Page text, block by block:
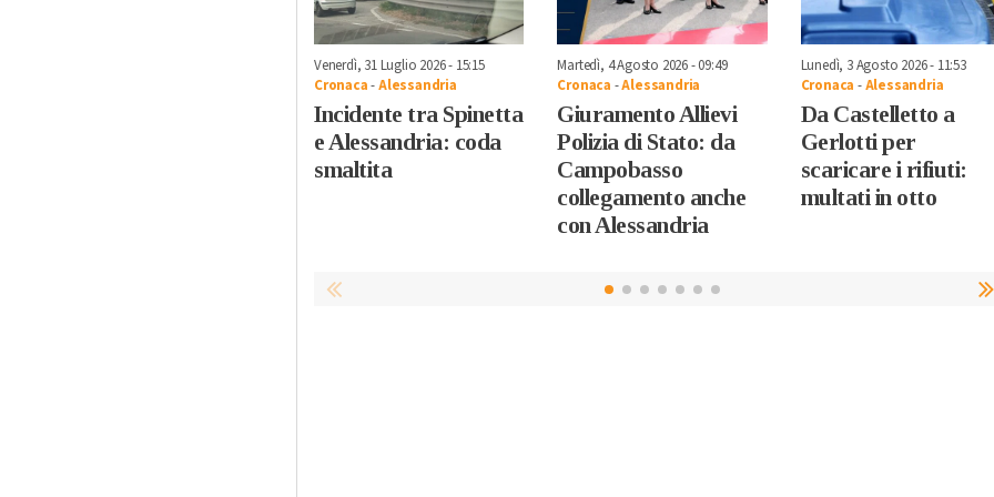
Venerdì, 31 Luglio 2026 - 15:15
Cronaca-Alessandria
Incidente tra Spinetta
e Alessandria: coda
smaltita
Martedì, 4 Agosto 2026 - 09:49
Cronaca -Alessandria
Giuramento Allievi
Polizia di Stato: da
Campobasso
collegamento anche
con Alessandria
Lunedì, 3 Agosto 2026 - 11:53
Cronaca -Alessandria
Da Castelletto a
Gerlotti per
scaricare i rifiuti:
multati in otto